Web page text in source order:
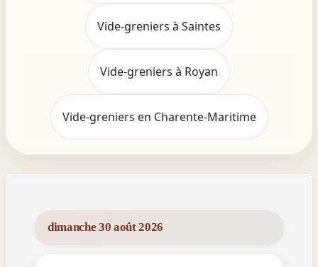
Vide-greniers à Saintes
Vide-greniers à Royan
Vide-greniers en Charente-Maritime
dimanche 30 août 2026